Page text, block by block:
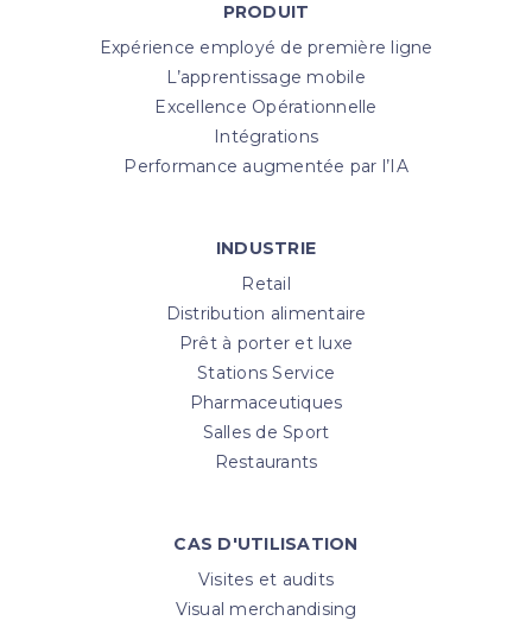
PRODUIT
Expérience employé de première ligne
L’apprentissage mobile
Excellence Opérationnelle
Intégrations
Performance augmentée par l’IA
INDUSTRIE
Retail
Distribution alimentaire
Prêt à porter et luxe
Stations Service
Pharmaceutiques
Salles de Sport
Restaurants
CAS D'UTILISATION
Visites et audits
Visual merchandising